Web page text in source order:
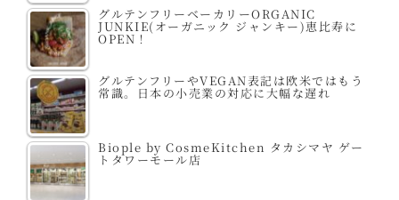
グルテンフリーベーカリーORGANIC
JUNKIE(オーガニック ジャンキー)恵比寿に
OPEN！
グルテンフリーやVEGAN表記は欧米ではもう
常識。日本の小売業の対応に大幅な遅れ
Biople by CosmeKitchen タカシマヤ ゲー
トタワーモール店